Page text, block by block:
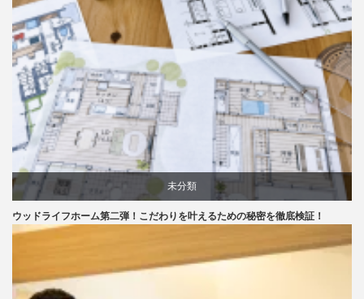
未分類
ウッドライフホーム第二弾！こだわりを叶えるための秘密を徹底検証！